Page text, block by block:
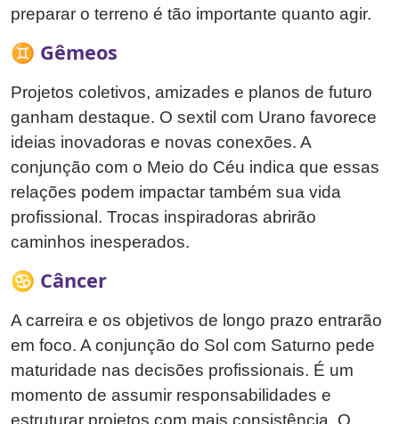
preparar o terreno é tão importante quanto agir.
♊ Gêmeos
Projetos coletivos, amizades e planos de futuro
ganham destaque. O sextil com Urano favorece
ideias inovadoras e novas conexões. A
conjunção com o Meio do Céu indica que essas
relações podem impactar também sua vida
profissional. Trocas inspiradoras abrirão
caminhos inesperados.
♋ Câncer
A carreira e os objetivos de longo prazo entrarão
em foco. A conjunção do Sol com Saturno pede
maturidade nas decisões profissionais. É um
momento de assumir responsabilidades e